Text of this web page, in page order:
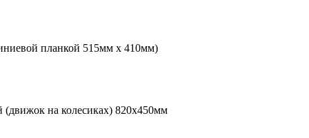
планкой 515мм х 410мм)
(движок на колесиках) 820х450мм